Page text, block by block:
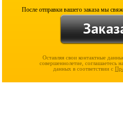
После отправки вашего заказа мы
Оставляя свои контактные
совершеннолетие, соглашаетесь
данных в соответствии с